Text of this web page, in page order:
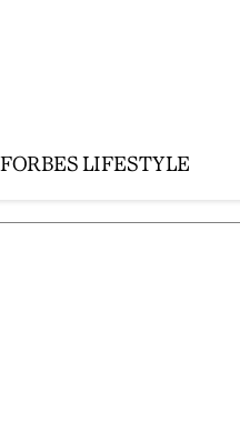
FORBES LIFESTYLE